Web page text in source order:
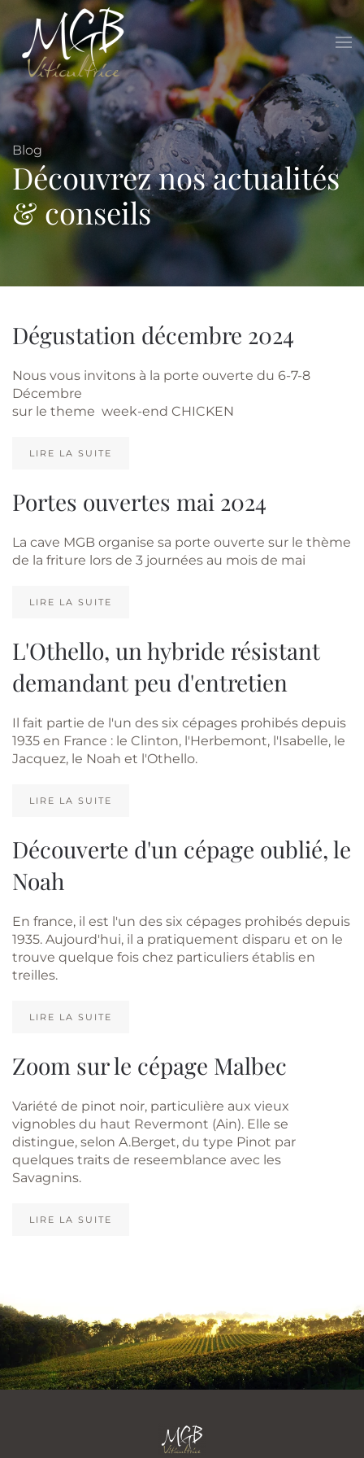
Blog
Découvrez nos actualités
& conseils
Dégustation décembre 2024
Nous vous invitons à la porte ouverte du 6-7-8
Décembre
sur le theme week-end CHICKEN
LIRE LA SUITE
Portes ouvertes mai 2024
La cave MGB organise sa porte ouverte sur le thème
de la friture lors de 3 journées au mois de mai
LIRE LA SUITE
L'Othello, un hybride résistant
demandant peu d'entretien
Il fait partie de l'un des six cépages prohibés depuis
1935 en France : le Clinton, l'Herbemont, l'Isabelle, le
Jacquez, le Noah et l'Othello.
LIRE LA SUITE
Découverte d'un cépage oublié, le
Noah
En france, il est l'un des six cépages prohibés depuis
1935. Aujourd'hui, il a pratiquement disparu et on le
trouve quelque fois chez particuliers établis en
treilles.
LIRE LA SUITE
Zoom sur le cépage Malbec
Variété de pinot noir, particulière aux vieux
vignobles du haut Revermont (Ain). Elle se
distingue, selon A.Berget, du type Pinot par
quelques traits de reseemblance avec les
Savagnins.
LIRE LA SUITE